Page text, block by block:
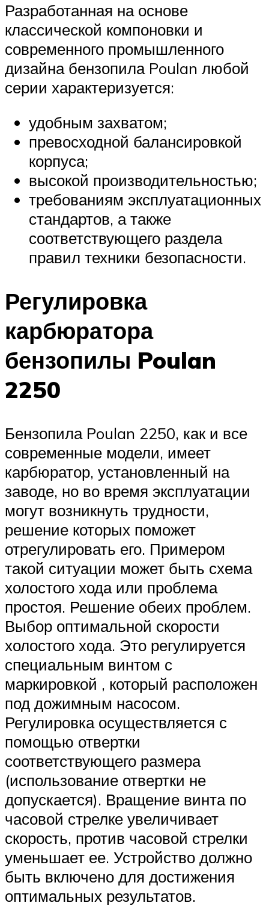
Разработанная на основе
классической компоновки и
современного промышленного
дизайна бензопила Poulan любой
серии характеризуется:
удобным захватом;
превосходной балансировкой
корпуса;
высокой производительностью;
требованиям эксплуатационных
стандартов, а также
соответствующего раздела
правил техники безопасности.
Регулировка
карбюратора
бензопилы Poulan
2250
Бензопила Poulan 2250, как и все
современные модели, имеет
карбюратор, установленный на
заводе, но во время эксплуатации
могут возникнуть трудности,
решение которых поможет
отрегулировать его. Примером
такой ситуации может быть схема
холостого хода или проблема
простоя. Решение обеих проблем.
Выбор оптимальной скорости
холостого хода. Это регулируется
специальным винтом с
маркировкой , который расположен
под дожимным насосом.
Регулировка осуществляется с
помощью отвертки
соответствующего размера
(использование отвертки не
допускается). Вращение винта по
часовой стрелке увеличивает
скорость, против часовой стрелки
уменьшает ее. Устройство должно
быть включено для достижения
оптимальных результатов.